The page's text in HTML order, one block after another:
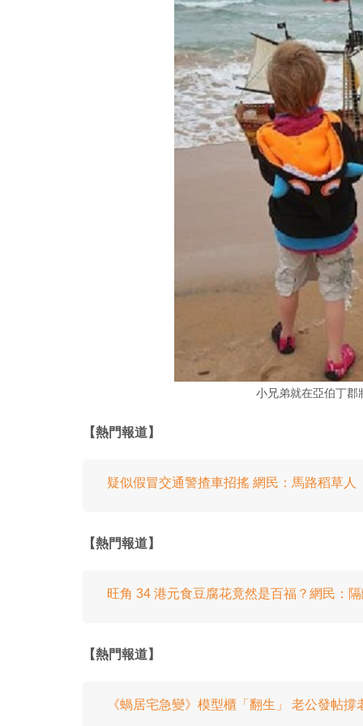
小兄弟就在亞伯丁郡
【熱門報道】
疑似假冒交通警揸車招搖 網民：馬路稻草人
【熱門報道】
旺角 34 港元食豆腐花竟然是百福？網民：
【熱門報道】
《蝸居宅急變》模型櫃「翻生」 老公發帖撐